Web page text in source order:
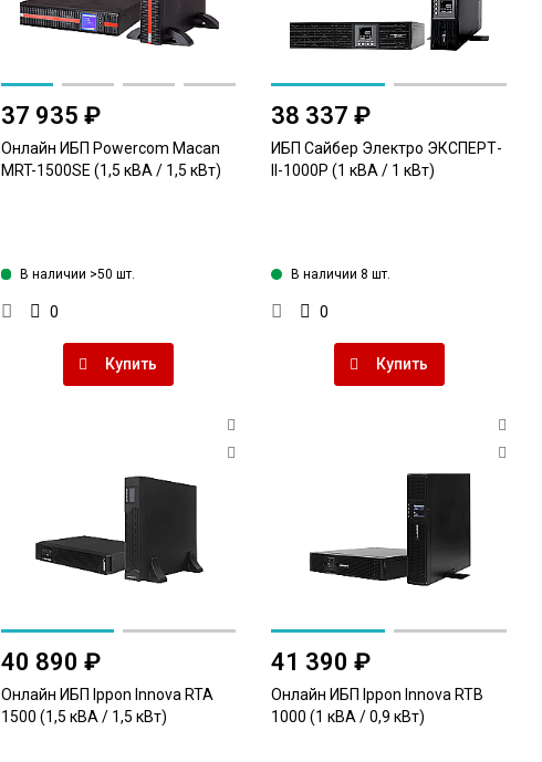
37 935 ₽
Онлайн ИБП Powercom Macan
MRT-1500SE (1,5 кВА / 1,5 кВт)
В наличии >50 шт.
0
Купить
38 337 ₽
ИБП Сайбер Электро ЭКСПЕРТ-
II-1000Р (1 кВА / 1 кВт)
В наличии 8 шт.
0
Купить
40 890 ₽
Онлайн ИБП Ippon Innova RTA
1500 (1,5 кВА / 1,5 кВт)
41 390 ₽
Онлайн ИБП Ippon Innova RTB
1000 (1 кВА / 0,9 кВт)